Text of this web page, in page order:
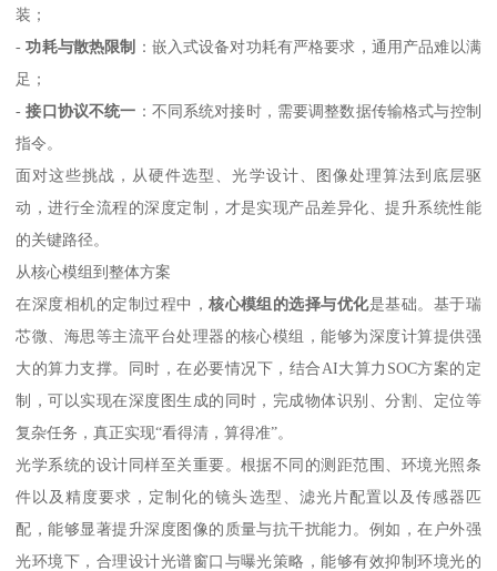
装；
-功耗与散热限制
：嵌入式设备对功耗有严格要求，通用产品难以满
足；
-接口协议不统一 ：不同系统对接时，需要调整数据传输格式与控制
指令。
面对这些挑战，从硬件选型、光学设计、图像处理算法到底层驱
动，进行全流程的深度定制，才是实现产品差异化、提升系统性能
的关键路径。
从核心模组到整体方案
在深度相机的定制过程中，核心模组的选择与优化是基础。基于瑞
芯微、海思等主流平台处理器的核心模组，能够为深度计算提供强
大的算力支撑。同时，在必要情况下，结合AI大算力SOC方案的定
制，可以实现在深度图生成的同时，完成物体识别、分割、定位等
复杂任务，真正实现“看得清，算得准”。
光学系统的设计同样至关重要。根据不同的测距范围、环境光照条
件以及精度要求，定制化的镜头选型、滤光片配置以及传感器匹
配，能够显著提升深度图像的质量与抗干扰能力。例如，在户外强
光环境下，合理设计光谱窗口与曝光策略，能够有效抑制环境光的